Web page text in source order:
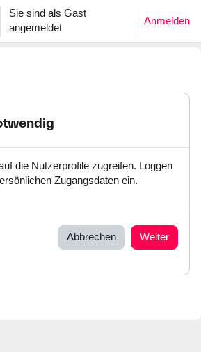
Sie sind als Gast
angemeldet
Anmelden
die Nutzerprofile zugreifen. Loggen
Zugangsdaten ein.
Abbrechen Weiter